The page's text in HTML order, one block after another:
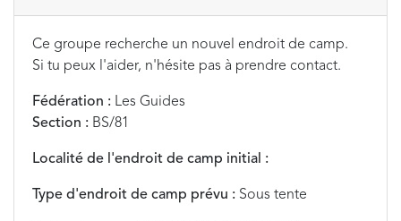
Ce groupe recherche un nouvel endroit de camp.
Si tu peux l'aider, n'hésite pas à prendre contact.
Fédération : Les Guides
Section : BS/81
Localité de l'endroit de camp initial :
Type d'endroit de camp prévu : Sous tente